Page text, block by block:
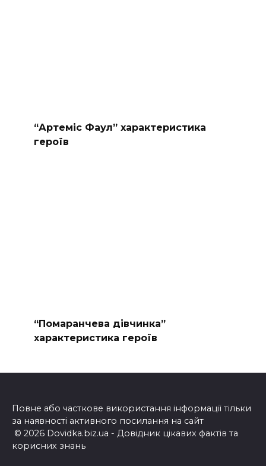
“Артеміс Фаул” характеристика
героїв
“Помаранчева дівчинка”
характеристика героїв
Повне або часткове використання інформації тільки
за наявності активного посилання на сайт
© 2026 Dovidka.biz.ua - Довідник цікавих фактів та
корисних знань